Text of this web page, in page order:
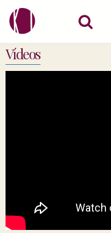
Vídeos